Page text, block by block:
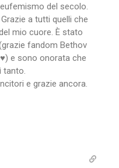
del secolo.
a tutti quelli che
mio cuore. È stato
fandom Bethov
e sono onorata che
tanto.
e grazie ancora.